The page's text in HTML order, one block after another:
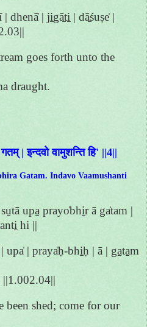
dhenā̍ | ji̱gā̱ti̱ | dā̱śuṣe̍ |
goes forth unto the
draught.
| इन्दवो वामुशन्ति हि' ||4||
Gatam. Indavo Vaamushanti
upa̱ prayo̍bhi̱r ā ga̍tam |
hi ||
| praya̍ḥ-bhi̱ḥ | ā | ga̱ta̱m
been shed; come for our